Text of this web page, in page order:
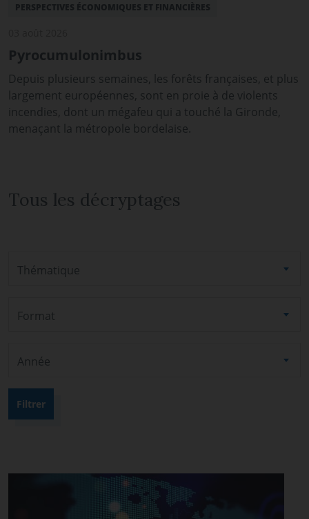
PERSPECTIVES ÉCONOMIQUES ET FINANCIÈRES
Pyrocumulonimbus
Depuis plusieurs semaines, les forêts françaises, et plus
largement européennes, sont en proie à de violents
incendies, dont un mégafeu qui a touché la Gironde,
menaçant la métropole bordelaise.
Tous les décryptages
Thématique
Format
Année